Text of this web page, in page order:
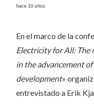
hace 10 años
En el marco de la
Electricity for All: The
in the advancement
development»
entrevistado a Erik